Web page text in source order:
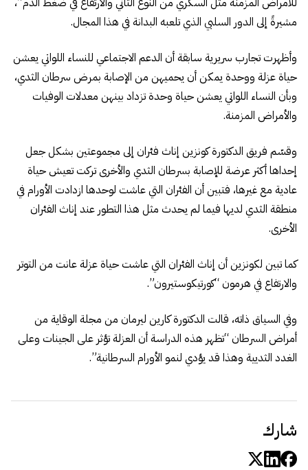
مشيرةً إلى الدور السلبي الذي تلعبه البدانة في هذا المجال.
وأظهرت تجارب سريرية سابقة أن الدعم الاجتماعي للنساء اللواتي يعشن
حياة عزلة ووحدة يمكن أن يحميهن من الإصابة بمرض سرطان الثدي،
وبأن النساء اللواتي يعشن حياة وحدة تزداد بينهن معدلات الوفيات
والأمراض المزمنة.
وقسّم فريق الدكتورة كونزين إناث فئران إلى مجموعتين بشكل جعل
إحداها أكثر عرضة للإصابة بسرطان الثدي والأخرى تركت تعيش حياة
عادية مع غيرها، فتبين أن الفئران التي عاشت لوحدها ازدادت الأورام في
منطقة الثدي لديها فيما لم يحدث مثل هذا التطور عند إناث الفئران
الأخرى.
كما تبين لكونزين أن إناث الفئران التي عاشت حياة عزلة عانت من التوتر
والارتفاع في هرمون “كورتيكوستيرون”.
وفي السياق ذاته، قالت الدكتورة كارين ليرمان من مجلة الوقاية من
أمراض السرطان “تظهر هذه الدراسة أن العزلة تؤثر على الجينات وعلى
الغدد الثديية وهذا قد يؤدي لنمو الأورام السرطانية”.
شارك